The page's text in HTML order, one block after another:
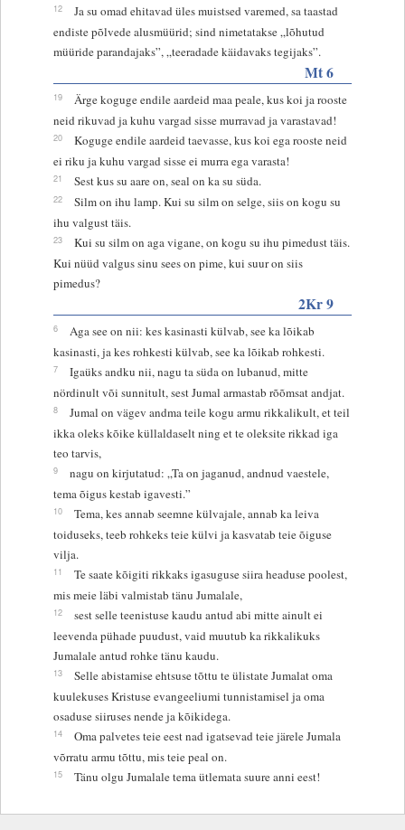
12
Ja su omad ehitavad üles muistsed varemed, sa taastad
endiste põlvede alusmüürid; sind nimetatakse „lõhutud
müüride parandajaks”, „teeradade käidavaks tegijaks”.
Mt 6
19
Ärge koguge endile aardeid maa peale, kus koi ja rooste
neid rikuvad ja kuhu vargad sisse murravad ja varastavad!
20
Koguge endile aardeid taevasse, kus koi ega rooste neid
ei riku ja kuhu vargad sisse ei murra ega varasta!
21 Sest kus su aare on, seal on ka su süda.
22
Silm on ihu lamp. Kui su silm on selge, siis on kogu su
ihu valgust täis.
23
Kui su silm on aga vigane, on kogu su ihu pimedust täis.
Kui nüüd valgus sinu sees on pime, kui suur on siis
pimedus?
2Kr 9
6
Aga see on nii: kes kasinasti külvab, see ka lõikab
kasinasti, ja kes rohkesti külvab, see ka lõikab rohkesti.
7
Igaüks andku nii, nagu ta süda on lubanud, mitte
nördinult või sunnitult, sest Jumal armastab rõõmsat andjat.
8
Jumal on vägev andma teile kogu armu rikkalikult, et teil
ikka oleks kõike küllaldaselt ning et te oleksite rikkad iga
teo tarvis,
9
nagu on kirjutatud: „Ta on jaganud, andnud vaestele,
tema õigus kestab igavesti.”
10
Tema, kes annab seemne külvajale, annab ka leiva
toiduseks, teeb rohkeks teie külvi ja kasvatab teie õiguse
vilja.
11
Te saate kõigiti rikkaks igasuguse siira headuse poolest,
mis meie läbi valmistab tänu Jumalale,
12
sest selle teenistuse kaudu antud abi mitte ainult ei
leevenda pühade puudust, vaid muutub ka rikkalikuks
Jumalale antud rohke tänu kaudu.
13
Selle abistamise ehtsuse tõttu te ülistate Jumalat oma
kuulekuses Kristuse evangeeliumi tunnistamisel ja oma
osaduse siiruses nende ja kõikidega.
14
Oma palvetes teie eest nad igatsevad teie järele Jumala
võrratu armu tõttu, mis teie peal on.
15 Tänu olgu Jumalale tema ütlemata suure anni eest!